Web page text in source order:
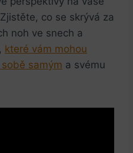
co se skrývá za
noh ve snech a
které vám mohou
samým a svému